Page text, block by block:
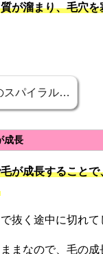
が溜まり、毛穴
スパイラル…
成長
が成長すること
抜く途中に切れて
まなので、毛の成